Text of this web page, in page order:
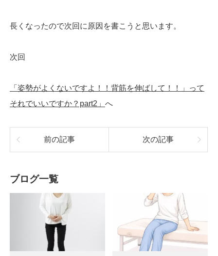
長くなったので次回に原因を書こうと思います。
次回
「姿勢がよくないですよ！！背筋を伸ばして！！」って
それでいいですか？part2」 へ
前の記事 次の記事
ブログ一覧